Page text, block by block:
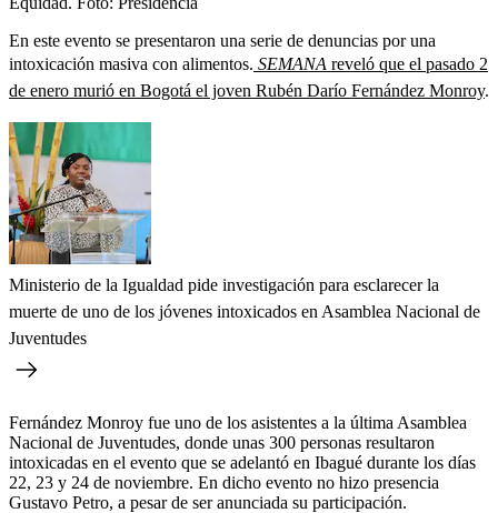
En este evento se presentaron una serie de denuncias por una
intoxicación masiva con alimentos. SEMANA reveló que el pasado 2
de enero murió en Bogotá el joven Rubén Darío Fernández Monroy.
Ministerio de la Igualdad pide investigación para esclarecer la
muerte de uno de los jóvenes intoxicados en Asamblea Nacional de
Juventudes
Fernández Monroy fue uno de los asistentes a la última Asamblea
Nacional de Juventudes, donde unas 300 personas resultaron
intoxicadas en el evento que se adelantó en Ibagué durante los días
22, 23 y 24 de noviembre. En dicho evento no hizo presencia
Gustavo Petro, a pesar de ser anunciada su participación.